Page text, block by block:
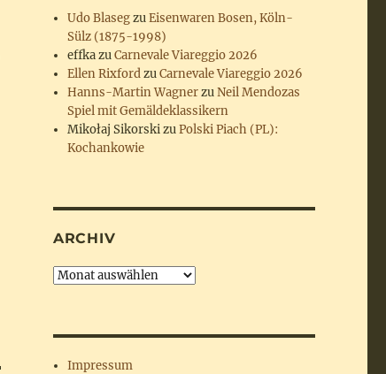
Udo BlasegzuEisenwaren Bosen, Köln-
Sülz (1875-1998)
effkazuCarnevale Viareggio 2026
Ellen RixfordzuCarnevale Viareggio 2026
Hanns-Martin WagnerzuNeil Mendozas
Spiel mit Gemäldeklassikern
Mikołaj SikorskizuPolski Piach (PL):
Kochankowie
ARCHIV
Archiv
Impressum